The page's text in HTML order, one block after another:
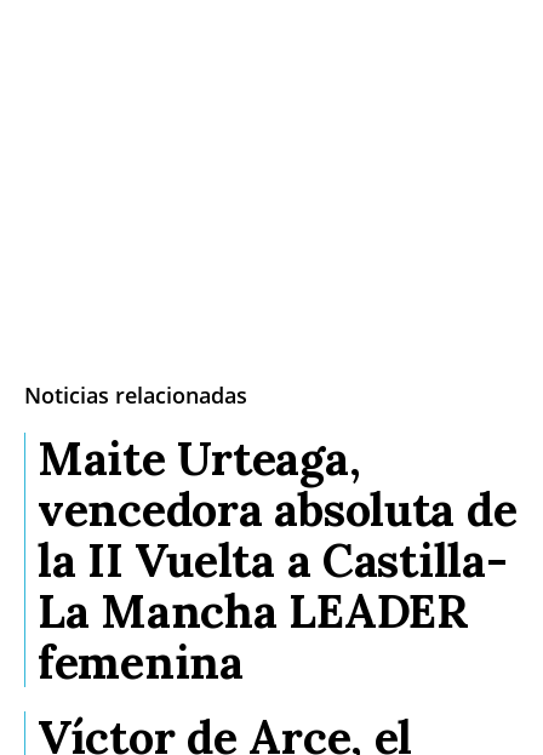
Noticias relacionadas
Maite Urteaga,
vencedora absoluta de
la II Vuelta a Castilla-
La Mancha LEADER
femenina
Víctor de Arce, el